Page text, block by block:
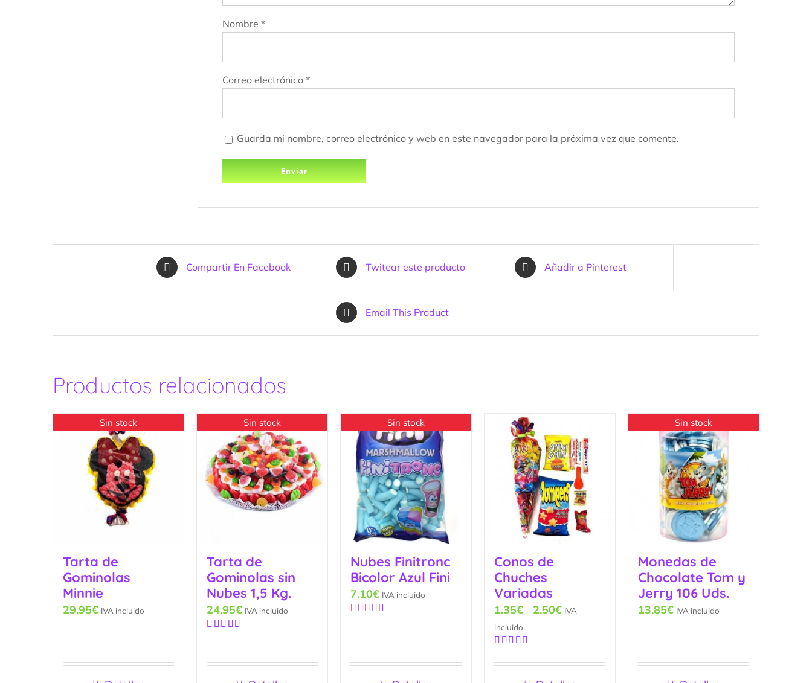
Nombre *
Correo electrónico *
Guarda mi nombre, correo electrónico y web en este navegador para la próxima vez que comente.
Compartir En Facebook Twitear este producto Añadir a Pinterest
Email This Product
Productos relacionados
Sin stock
Tarta de
Gominolas
Minnie
29.95€ IVA incluido
Sin stock
Tarta de
Gominolas sin
Nubes 1,5 Kg.
24.95€ IVA incluido
Sin stock
Nubes Finitronc
Bicolor Azul Fini
7.10€ IVA incluido
Conos de
Chuches
Variadas
con5.00de
1.35€ – 2.50€ IVA
incluido
Sin stock
Monedas de
Chocolate Tom y
Jerry 106 Uds.
13.85€ IVA incluido